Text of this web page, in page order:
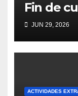
Fin de
JUN 29, 2026
ACTIVIDADES